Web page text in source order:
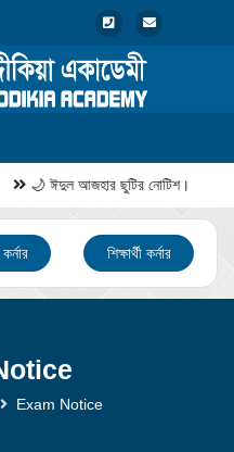
🌙 ঈদুল আজহার ছুটির নোটিশ।
শিক্ষার্থী কর্নার
Exam Notice